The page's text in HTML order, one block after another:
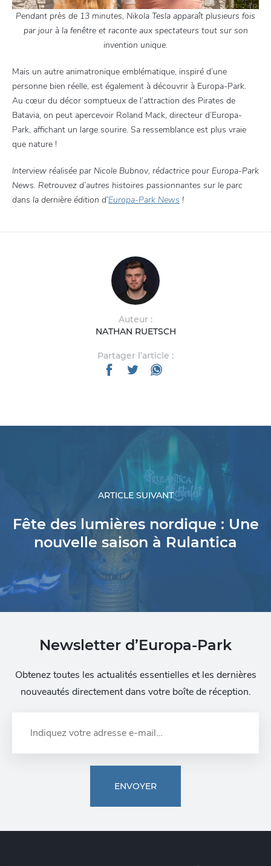
Pendant près de 13 minutes, Nikola Tesla apparaît plusieurs fois
par jour à la fenêtre et raconte aux spectateurs tout sur son
invention unique.
Mais un autre animatronique emblématique, inspiré d’une
personne bien réelle, est également à découvrir à Europa-Park.
Au cœur du décor somptueux de l’attraction des Pirates de
Batavia, on peut apercevoir Roland Mack, directeur d’Europa-
Park, affichant un large sourire. Sa ressemblance est plus vraie
que nature !
Interview réalisée par Nicole Bubnov, rédactrice pour Europa-Park
News. Retrouvez d’autres histoires passionnantes sur le parc
dans la dernière édition d’Europa-Park News !
Auteur :
NATHAN RUETSCH
Partager l’article :
ARTICLE SUIVANT
Fête des lumières nordique : Une
nouvelle saison à Rulantica
Newsletter d’Europa-Park
Obtenez toutes les actualités essentielles et les dernières
nouveautés directement dans votre boîte de réception.
ENVOYER